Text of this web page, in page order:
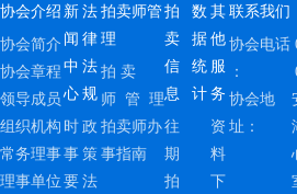
协会介绍
协会简介
协会章程
领导成员
组织机构
常务理事
理事单位
新
闻
中
心
时
事
要
法
律
法
规
政
策
法
拍卖师管
理
拍 卖
师 管 理
拍卖师办
事指南
拍
卖
信
息
往
期
拍
数
据
统
计
其
他
服
务
资
料
下
联系我们
协会电话
：
协会地
址：